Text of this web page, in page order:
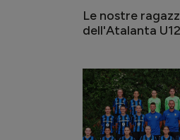
Le nostre
dell'Atalanta